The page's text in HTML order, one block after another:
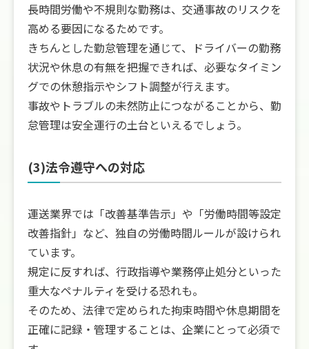
長時間労働や不規則な勤務は、交通事故のリスクを
高める要因になるためです。
きちんとした勤怠管理を通じて、ドライバーの勤務
状況や休息の有無を把握できれば、必要なタイミン
グでの休憩指示やシフト調整が行えます。
事故やトラブルの未然防止につながることから、勤
怠管理は安全運行の土台といえるでしょう。
(3)法令遵守への対応
運送業界では「改善基準告示」や「労働時間等設定
改善指針」など、独自の労働時間ルールが設けられ
ています。
規定に反すれば、行政指導や業務停止処分といった
重大なペナルティを受ける恐れも。
そのため、法律で定められた拘束時間や休息期間を
正確に記録・管理することは、企業にとって必須で